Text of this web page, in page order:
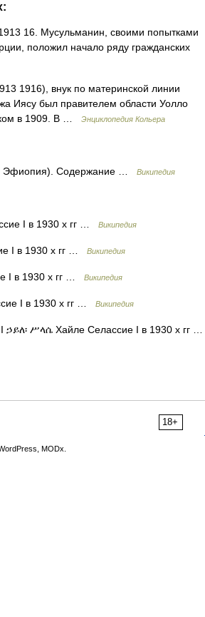
16. Мусульманин, своими попытками
положил начало ряду гражданских
1916), внук по материнской линии
Иясу был правителем области Уолло
в 1909. В …
Энциклопедия Кольера
Эфиопия). Содержание … Википедия
I в 1930 х гг … Википедия
I в 1930 х гг … Википедия
I в 1930 х гг … Википедия
I в 1930 х гг … Википедия
ኃይለ፡ ሥላሴ Хайле Селассие I в 1930 х гг …
18+
MODx.